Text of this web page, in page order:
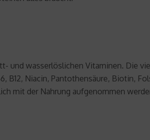
wasserlöslichen Vitaminen. Die
B12, Niacin, Pantothensäure, Biotin,
mit der Nahrung aufgenommen